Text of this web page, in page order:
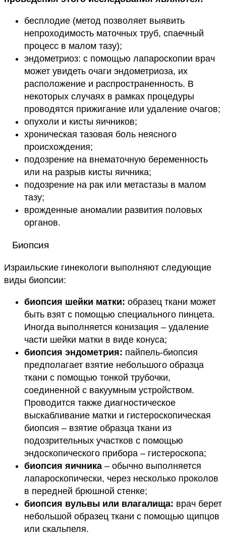
бесплодие (метод позволяет выявить
непроходимость маточных труб, спаечный
процесс в малом тазу);
эндометриоз: с помощью лапароскопии врач
может увидеть очаги эндометриоза, их
расположение и распространенность. В
некоторых случаях в рамках процедуры
проводятся прижигание или удаление очагов;
опухоли и кисты яичников;
хроническая тазовая боль неясного
происхождения;
подозрение на внематочную беременность
или на разрыв кисты яичника;
подозрение на рак или метастазы в малом
тазу;
врожденные аномалии развития половых
органов.
Биопсия
Израильские гинекологи выполняют следующие
виды биопсии:
биопсия шейки матки: образец ткани может
быть взят с помощью специального пинцета.
Иногда выполняется конизация – удаление
части шейки матки в виде конуса;
биопсия эндометрия: пайпель-биопсия
предполагает взятие небольшого образца
ткани с помощью тонкой трубочки,
соединенной с вакуумным устройством.
Проводится также диагностическое
выскабливание матки и гистероскопическая
биопсия – взятие образца ткани из
подозрительных участков с помощью
эндоскопического прибора – гистероскопа;
биопсия яичника – обычно выполняется
лапароскопически, через несколько проколов
в передней брюшной стенке;
биопсия вульвы или влагалища: врач берет
небольшой образец ткани с помощью щипцов
или скальпеля.